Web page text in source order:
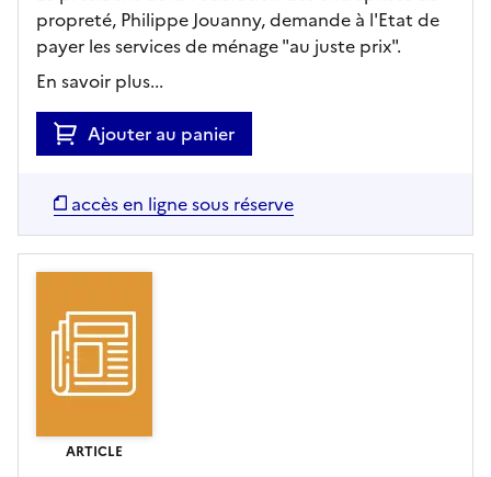
propreté, Philippe Jouanny, demande à l'Etat de
payer les services de ménage "au juste prix".
En savoir plus...
Ajouter au panier
accès en ligne sous réserve
ARTICLE